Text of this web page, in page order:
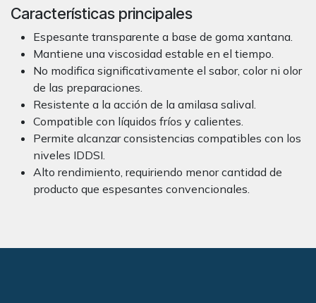
Características principales
Espesante transparente a base de goma xantana.
Mantiene una viscosidad estable en el tiempo.
No modifica significativamente el sabor, color ni olor
de las preparaciones.
Resistente a la acción de la amilasa salival.
Compatible con líquidos fríos y calientes.
Permite alcanzar consistencias compatibles con los
niveles IDDSI.
Alto rendimiento, requiriendo menor cantidad de
producto que espesantes convencionales.